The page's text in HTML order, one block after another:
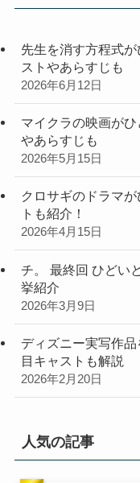
先生を消す方程式
ストやあらすじも
2026年6月12日
マイクラの映画が
やあらすじも
2026年5月15日
クロサギのドラマ
トも紹介！
2026年4月15日
チ。 最終回 ひどい
挙紹介
2026年3月9日
ディズニー実写作
目キャストも解説
2026年2月20日
人気の記事